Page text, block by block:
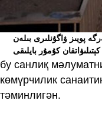
ﭘﻮﻳﯩﺰ ﯞﺍﮔﯘﻧﻠﯩﺮﻯ ﺑﯩﻠﻪﻥ
бу санлиқ
көмүрчилик
тәминлигән.